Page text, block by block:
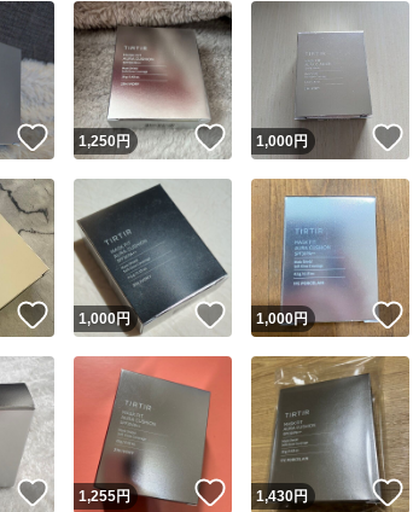
いいね！
1,250円 いいね！
1,000円
いいね！
1,000円 いいね！
1,000円
いいね！
1,255円 いいね！
1,430円